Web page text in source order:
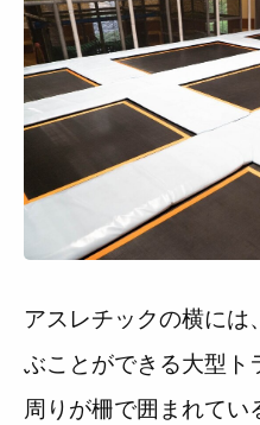
アスレチックの横に
ぶことができる大型ト
周りが柵で囲まれて